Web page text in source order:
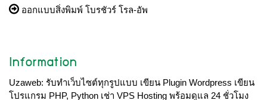
ออกแบบสิ่งพิมพ์ โบรชัวร์ โรล-อัพ
Information
Uzaweb: รับทำเว็บไซต์ทุกรูปแบบ เขียน Plugin Wordpress เขียน
โปรแกรม PHP, Python เช่า VPS Hosting พร้อมดูแล 24 ชั่วโมง